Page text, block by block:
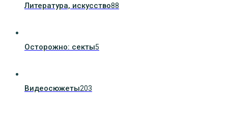
Литература, искуcство88
Осторожно: секты5
Видеосюжеты203